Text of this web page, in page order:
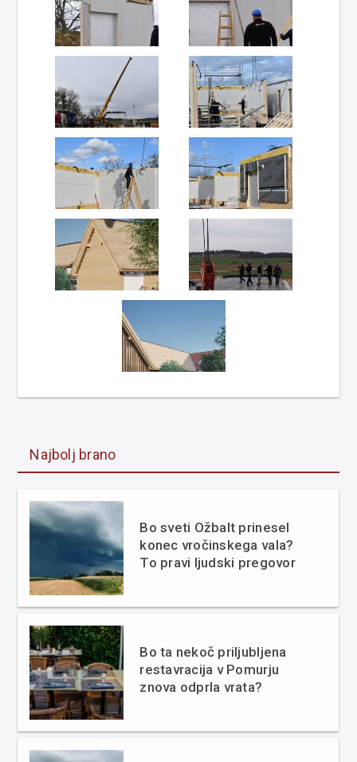
Najbolj brano
Bo sveti Ožbalt prinesel
konec vročinskega vala?
To pravi ljudski pregovor
Bo ta nekoč priljubljena
restavracija v Pomurju
znova odprla vrata?